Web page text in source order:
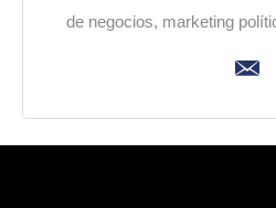
de negocios, marketing